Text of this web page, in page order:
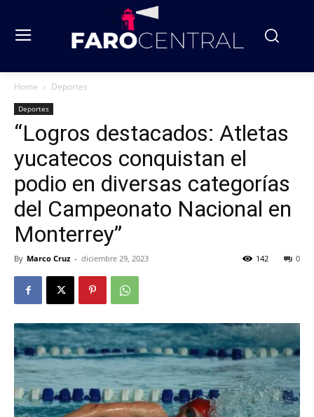
Home Deportes
Deportes
“Logros destacados: Atletas
yucatecos conquistan el
podio en diversas categorías
del Campeonato Nacional en
Monterrey”
By Marco Cruz - diciembre 29, 2023 0
142